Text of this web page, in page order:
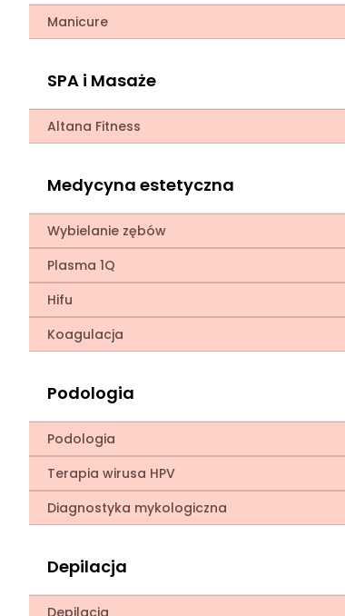
Manicure
SPA i Masaże
Altana Fitness
Medycyna estetyczna
Wybielanie zębów
Plasma 1Q
Hifu
Koagulacja
Podologia
Podologia
Terapia wirusa HPV
Diagnostyka mykologiczna
Depilacja
Depilacja